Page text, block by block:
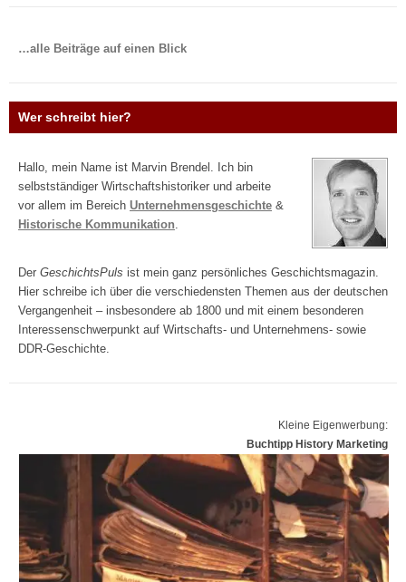
…alle Beiträge auf einen Blick
Wer schreibt hier?
Hallo, mein Name ist Marvin Brendel. Ich bin
selbstständiger Wirtschaftshistoriker und arbeite
vor allem im Bereich Unternehmensgeschichte &
Historische Kommunikation
Der GeschichtsPuls ist mein ganz persönliches Geschichtsmagazin.
Hier schreibe ich über die verschiedensten Themen aus der deutschen
Vergangenheit – insbesondere ab 1800 und mit einem besonderen
Interessenschwerpunkt auf Wirtschafts- und Unternehmens- sowie
DDR-Geschichte.
Kleine Eigenwerbung:
Buchtipp History Marketing